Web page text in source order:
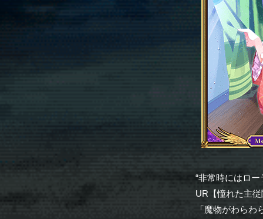
“非常時にはロ
UR【憧れた主
「魔物がわら